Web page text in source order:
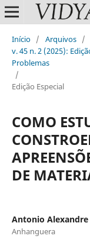
Início / Arquivos /
v. 45 n. 2 (2025):
Problemas
/
Edição Especial
COMO
DE
Antonio
Anhanguera